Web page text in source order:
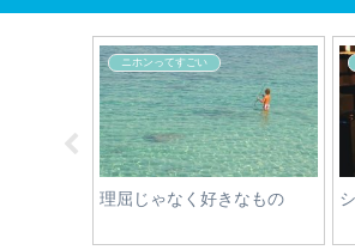
庶民のリゾートライフ
秋のコートダジュールで思